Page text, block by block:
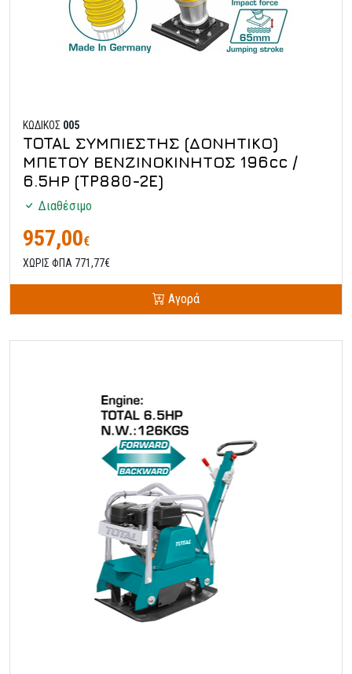
ΚΩΔΙΚΟΣ 005
TOTAL ΣΥΜΠΙΕΣΤΗΣ (ΔΟΝΗΤΙΚΟ)
ΜΠΕΤΟΥ ΒΕΝΖΙΝΟΚΙΝΗΤΟΣ 196cc /
6.5ΗΡ (TP880-2E)
Διαθέσιμο
957,00€
ΧΩΡΙΣ ΦΠΑ 771,77€
Αγορά